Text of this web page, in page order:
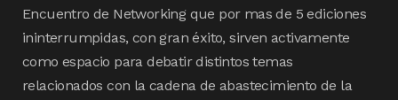
Encuentro de Networking que por mas de 5 ediciones
ininterrumpidas, con gran éxito, sirven activamente
como espacio para debatir distintos temas
relacionados con la cadena de abastecimiento de la